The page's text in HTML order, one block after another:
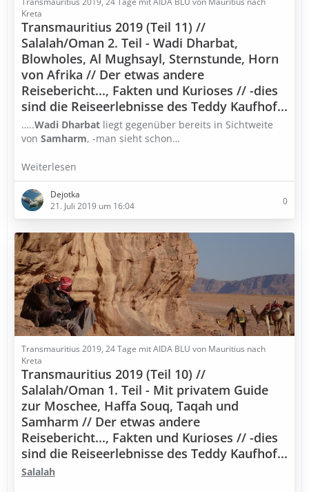
Kreta
Transmauritius 2019 (Teil 11) //
Salalah/Oman 2. Teil - Wadi Dharbat,
Blowholes, Al Mughsayl, Sternstunde, Horn
von Afrika // Der etwas andere
Reisebericht..., Fakten und Kurioses // -dies
sind die Reiseerlebnisse des Teddy Kaufhof...
…..Wadi Dharbat liegt gegenüber bereits in Sichtweite
von Samharm, -man sieht schon…
Weiterlesen
Dejotka
21. Juli 2019 um 16:04
0
Transmauritius 2019, 24 Tage mit AIDA BLU von Mauritius nach
Kreta
Transmauritius 2019 (Teil 10) //
Salalah/Oman 1. Teil - Mit privatem Guide
zur Moschee, Haffa Souq, Taqah und
Samharm // Der etwas andere
Reisebericht..., Fakten und Kurioses // -dies
sind die Reiseerlebnisse des Teddy Kaufhof...
Salalah